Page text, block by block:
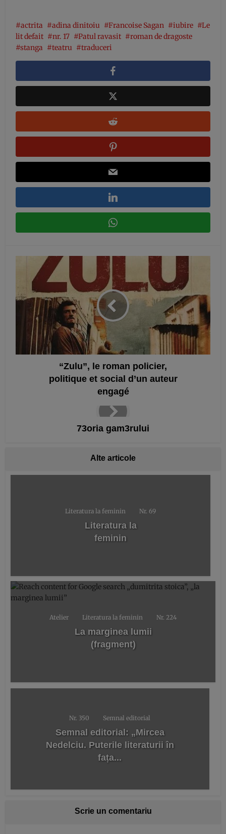
actrita adina dinitoiu Francoise Sagan iubire
Le
lit defait
nr. 17 Patul ravasit
roman de dragoste
stanga
teatru traduceri
“Zulu”, le roman policier,
politique et social d’un auteur
engagé
73oria gam3rului
Alte articole
Literatura la feminin Nr. 69
Literatura la
feminin
Atelier Literatura la feminin Nr. 224
La marginea lumii
(fragment)
Nr. 350 Semnal editorial
Semnal editorial: „Mircea
Nedelciu. Puterile literaturii în
fața...
Scrie un comentariu